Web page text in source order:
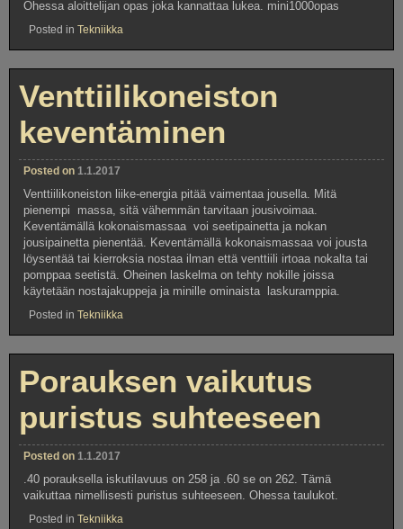
Ohessa aloittelijan opas joka kannattaa lukea. mini1000opas
Posted in Tekniikka
Venttiilikoneiston
keventäminen
Posted on 1.1.2017
Venttiilikoneiston liike-energia pitää vaimentaa jousella. Mitä
pienempi massa, sitä vähemmän tarvitaan jousivoimaa.
Keventämällä kokonaismassaa voi seetipainetta ja nokan
jousipainetta pienentää. Keventämällä kokonaismassaa voi jousta
löysentää tai kierroksia nostaa ilman että venttiili irtoaa nokalta tai
pomppaa seetistä. Oheinen laskelma on tehty nokille joissa
käytetään nostajakuppeja ja minille ominaista laskuramppia.
Posted in Tekniikka
Porauksen vaikutus
puristus suhteeseen
Posted on 1.1.2017
.40 porauksella iskutilavuus on 258 ja .60 se on 262. Tämä
vaikuttaa nimellisesti puristus suhteeseen. Ohessa taulukot.
Posted in Tekniikka